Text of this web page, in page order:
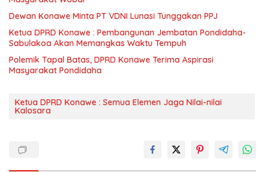
Dewan Konawe Minta PT VDNI Lunasi Tunggakan PPJ
Ketua DPRD Konawe : Pembangunan Jembatan Pondidaha-
Sabulakoa Akan Memangkas Waktu Tempuh
Polemik Tapal Batas, DPRD Konawe Terima Aspirasi
Masyarakat Pondidaha
Ketua DPRD Konawe : Semua Elemen Jaga Nilai-nilai
Kalosara